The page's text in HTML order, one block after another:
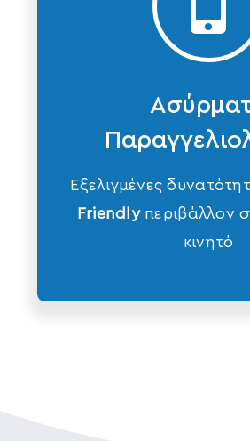
Εξελιγμένες
Friendlyπεριβάλλον
κινητό